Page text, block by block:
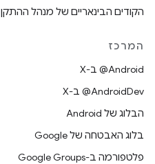
הקודים הבינאריים של מנהל ההתקן
המרכז
‫‎@Android ב-X
‫‎@AndroidDev ב-X
הבלוג של Android
בלוג האבטחה של Google
פלטפורמה ב-Google Groups